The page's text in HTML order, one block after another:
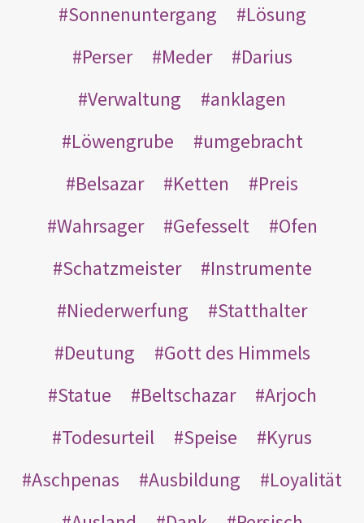
Sonnenuntergang
Lösung
Perser
Meder
Darius
Verwaltung
anklagen
Löwengrube
umgebracht
Belsazar
Ketten
Preis
Wahrsager
Gefesselt
Ofen
Schatzmeister
Instrumente
Niederwerfung
Statthalter
Deutung
Gott des Himmels
Statue
Beltschazar
Arjoch
Todesurteil
Speise
Kyrus
Aschpenas
Ausbildung
Loyalität